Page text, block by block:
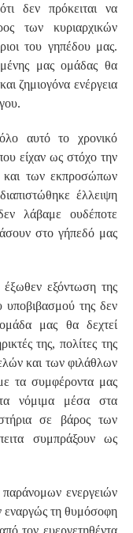
δεν πρόκειται να
των κυριαρχικών
του γηπέδου μας.
μας ομάδας θα
ζημιογόνα ενέργεια
αυτό το χρονικό
είχαν ως στόχο την
των εκπροσώπων
έλλειψη
λάβαμε ουδέποτε
στο γήπεδό μας
εξόντωση της
υποβιβασμού της δεν
μας θα δεχτεί
της, πολίτες της
και των φιλάθλων
τα συμφέροντα μας
τα νόμιμα μέσα στα
σε βάρος των
συμπράξουν ως
ενεργειών
τη θυμόσοφη
τον ευεργετηθέντα